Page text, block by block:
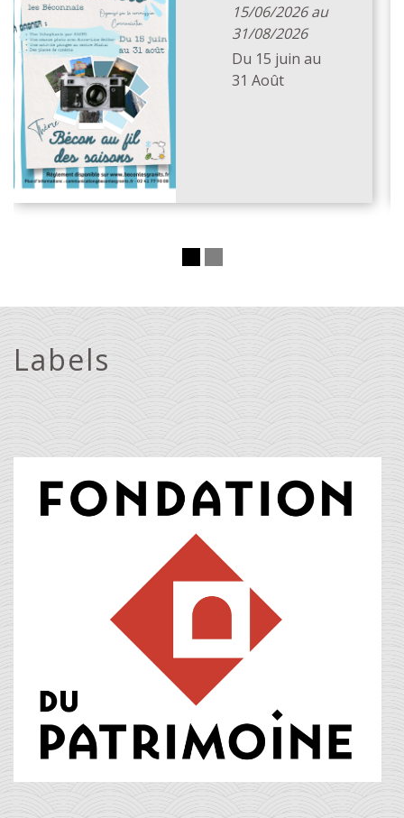
15/06/2026 au
31/08/2026
Du 15 juin au
31 Août
Labels